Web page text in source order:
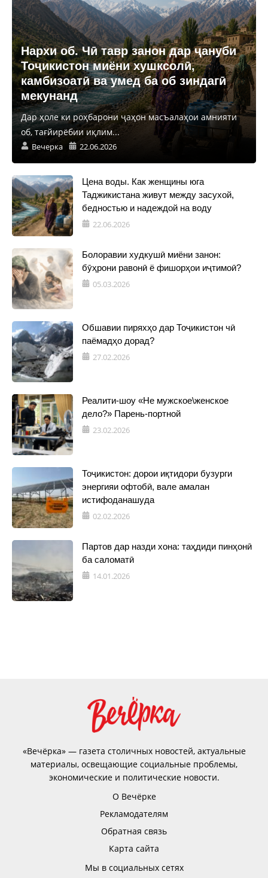
Нархи об. Чӣ тавр занон дар ҷануби
Тоҷикистон миёни хушксолӣ,
камбизоатӣ ва умед ба об зиндагӣ
мекунанд
Дар ҳоле ки роҳбарони ҷаҳон масъалаҳои амнияти
об, тағйирёбии иқлим...
Вечерка 22.06.2026
Цена воды. Как женщины юга
Таджикистана живут между засухой,
бедностью и надеждой на воду
22.06.2026
Болоравии худкушӣ миёни занон:
бӯҳрони равонӣ ё фишорҳои иҷтимоӣ?
05.03.2026
Обшавии пиряхҳо дар Тоҷикистон чӣ
паёмадҳо дорад?
27.02.2026
Реалити-шоу «Не мужское\женское
дело?» Парень-портной
23.02.2026
Тоҷикистон: дорои иқтидори бузурги
энергияи офтобӣ, вале амалан
истифоданашуда
02.02.2026
Партов дар назди хона: таҳдиди пинҳонӣ
ба саломатӣ
14.01.2026
«Вечёрка» — газета столичных новостей, актуальные
материалы, освещающие социальные проблемы,
экономические и политические новости.
О Вечёрке
Рекламодателям
Обратная связь
Карта сайта
Мы в социальных сетях